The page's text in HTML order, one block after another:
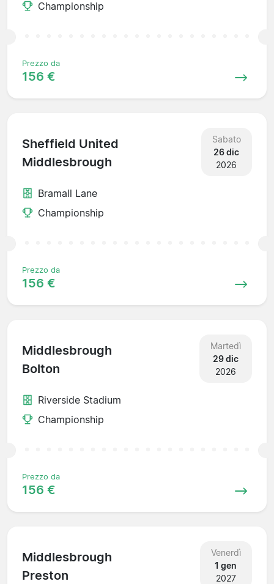
Championship
Prezzo da
156 €
Sheffield United
Middlesbrough
Sabato
26 dic
2026
Bramall Lane
Championship
Prezzo da
156 €
Middlesbrough
Bolton
Martedì
29 dic
2026
Riverside Stadium
Championship
Prezzo da
156 €
Middlesbrough
Preston
Venerdì
1 gen
2027